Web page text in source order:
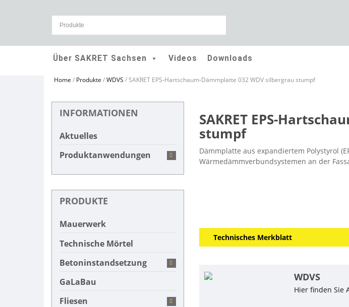
Über SAKRET Sachsen Videos Downloads
Home / Produkte /WDVS /SAKRET EPS-Hartschaum-Dämmplatte 032 WDV silbergrau stumpf
SAKRET EPS-
stumpf
Dämmplatte aus expandiertem Polystyrol
Wärmedämmverbundsystemen an der
Technisches Merkblatt
WDVS
Hier finden Sie
INFORMATIONEN
Aktuelles
Produktanwendungen
PRODUKTE
Mauerwerk
Technische Mörtel
Betoninstandsetzung
GaLaBau
Fliesen